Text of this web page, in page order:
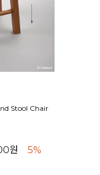
Stool Chair
원 5%